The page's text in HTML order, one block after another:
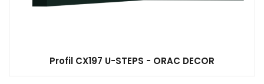
Profil CX197 U-STEPS - ORAC DECOR